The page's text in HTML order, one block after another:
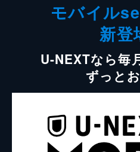
モバイル
新登
U-NEXTなら毎
ずっと